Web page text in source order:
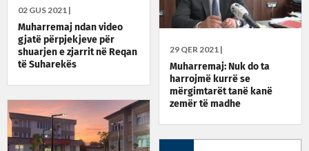
02 GUS 2021 |
Muharremaj ndan video
gjatë përpjekjeve për
shuarjen e zjarrit në Reqan
të Suharekës
29 QER 2021 |
Muharremaj: Nuk do ta
harrojmë kurrë se
mërgimtarët tanë kanë
zemër të madhe